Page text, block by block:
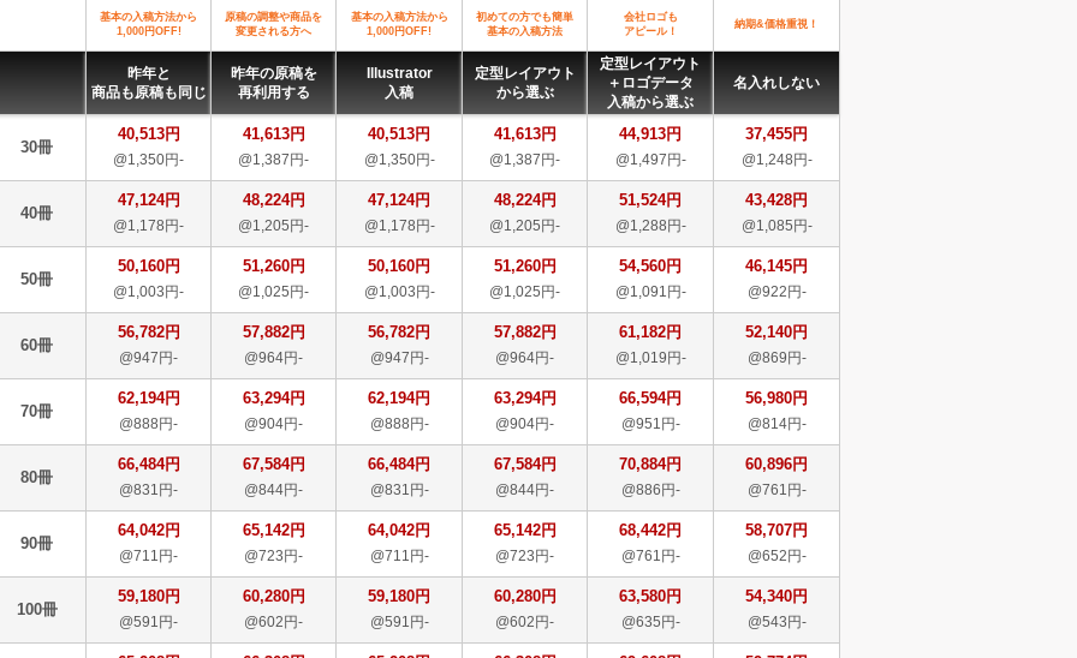
基本の入稿方法から
1,000円OFF!
原稿の調整や商品を
変更される方へ
基本の入稿方法から
1,000円OFF!
初めての方でも簡単
基本の入稿方法
会社ロゴも
アピール！
納期&価格重視！
昨年と
商品も原稿も同じ
昨年の原稿を
再利用する
Illustrator
入稿
定型レイアウト
から選ぶ
定型レイアウト
＋ロゴデータ
入稿から選ぶ
名入れしない
30冊
40,513円
@1,350円-
41,613円
@1,387円-
40,513円
@1,350円-
41,613円
@1,387円-
44,913円
@1,497円-
37,455円
@1,248円-
40冊
47,124円
@1,178円-
48,224円
@1,205円-
47,124円
@1,178円-
48,224円
@1,205円-
51,524円
@1,288円-
43,428円
@1,085円-
50冊
50,160円
@1,003円-
51,260円
@1,025円-
50,160円
@1,003円-
51,260円
@1,025円-
54,560円
@1,091円-
46,145円
@922円-
60冊
56,782円
@947円-
57,882円
@964円-
56,782円
@947円-
57,882円
@964円-
61,182円
@1,019円-
52,140円
@869円-
70冊
62,194円
@888円-
63,294円
@904円-
62,194円
@888円-
63,294円
@904円-
66,594円
@951円-
56,980円
@814円-
80冊
66,484円
@831円-
67,584円
@844円-
66,484円
@831円-
67,584円
@844円-
70,884円
@886円-
60,896円
@761円-
90冊
64,042円
@711円-
65,142円
@723円-
64,042円
@711円-
65,142円
@723円-
68,442円
@761円-
58,707円
@652円-
100冊
59,180円
@591円-
60,280円
@602円-
59,180円
@591円-
60,280円
@602円-
63,580円
@635円-
54,340円
@543円-